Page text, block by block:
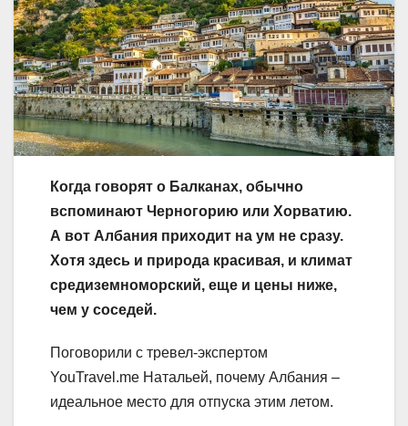
Когда говорят о Балканах, обычно
вспоминают Черногорию или Хорватию.
А вот Албания приходит на ум не сразу.
Хотя здесь и природа красивая, и климат
средиземноморский, еще и цены ниже,
чем у соседей.
Поговорили с тревел-экспертом
YouTravel.me Натальей, почему Албания –
идеальное место для отпуска этим летом.